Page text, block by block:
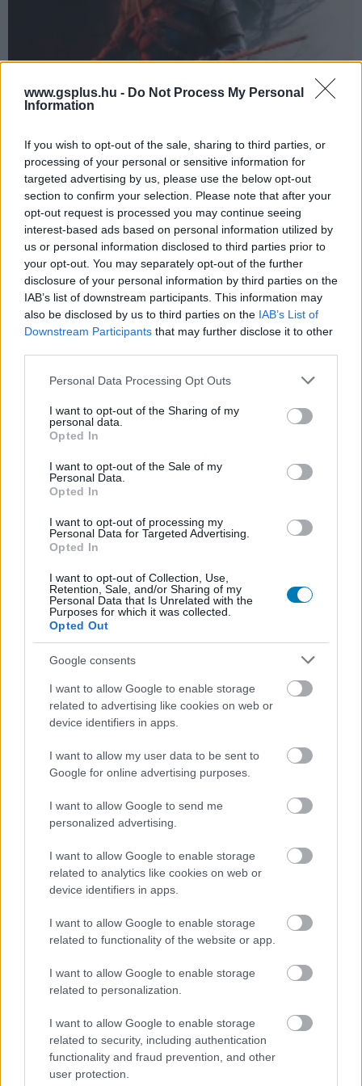
www.gsplus.hu - Do Not Process My Personal
Information
If you wish to opt-out of the sale, sharing to third parties, or
processing of your personal or sensitive information for
targeted advertising by us, please use the below opt-out
section to confirm your selection. Please note that after your
opt-out request is processed you may continue seeing
interest-based ads based on personal information utilized by
us or personal information disclosed to third parties prior to
your opt-out. You may separately opt-out of the further
disclosure of your personal information by third parties on the
IAB’s list of downstream participants. This information may
also be disclosed by us to third parties on the IAB’s List of
Downstream Participants that may further disclose it to other
Please note that this website/app uses one or more Google
not limited to your visit or usage behaviour. You may click to
grant or deny consent to Google and its third-party tags to
use your data for below specified purposes in below Google
consent section.
Personal Data Processing Opt Outs
I want to opt-out of the Sharing of my
personal data.
Opted In
I want to opt-out of the Sale of my
Personal Data.
Opted In
I want to opt-out of processing my
Personal Data for Targeted Advertising.
Opted In
I want to opt-out of Collection, Use,
Retention, Sale, and/or Sharing of my
Personal Data that Is Unrelated with the
Purposes for which it was collected.
Opted Out
Google consents
I want to allow Google to enable storage
related to advertising like cookies on web or
device identifiers in apps.
I want to allow my user data to be sent to
Google for online advertising purposes.
I want to allow Google to send me
personalized advertising.
I want to allow Google to enable storage
related to analytics like cookies on web or
device identifiers in apps.
I want to allow Google to enable storage
related to functionality of the website or app.
I want to allow Google to enable storage
related to personalization.
I want to allow Google to enable storage
related to security, including authentication
functionality and fraud prevention, and other
user protection.
Magyar fejlesztők is dolgoznak a The Witcher 3:
Songs of the Past kiegészítőn
| 2026.06.02 21:43
Kiderült, hogy hazánk fiai is kiveszik a részüket a harmadik
The Witcher 3: Wild Hunt kiegészítő fejlesztéséből.
játéklegenda áll?
| 2026.05.17 12:46
szerepet vállalt.
Ha szereted a Baldur's Gate-et és a Pillars of
| 2026.04.28 09:58
Avaria: Iron Rule, a Black Geyser: Couriers of Darkness
fejlesztőinek újdonsága.